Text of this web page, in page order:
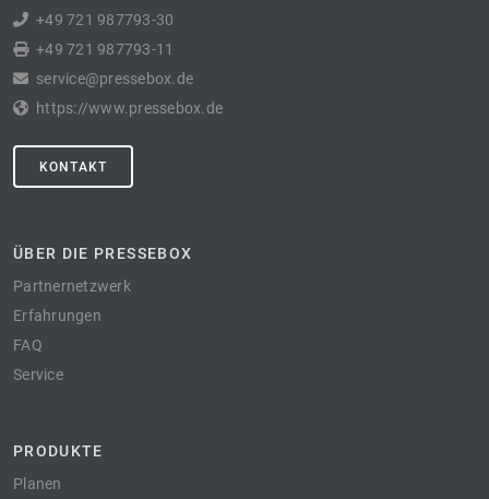
+49 721 987793-30
+49 721 987793-11
service@pressebox.de
https://www.pressebox.de
KONTAKT
ÜBER DIE PRESSEBOX
Partnernetzwerk
Erfahrungen
FAQ
Service
PRODUKTE
Planen